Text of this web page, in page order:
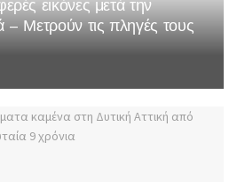
εικόνες μετά την
– Μετρούν τις πληγές τους